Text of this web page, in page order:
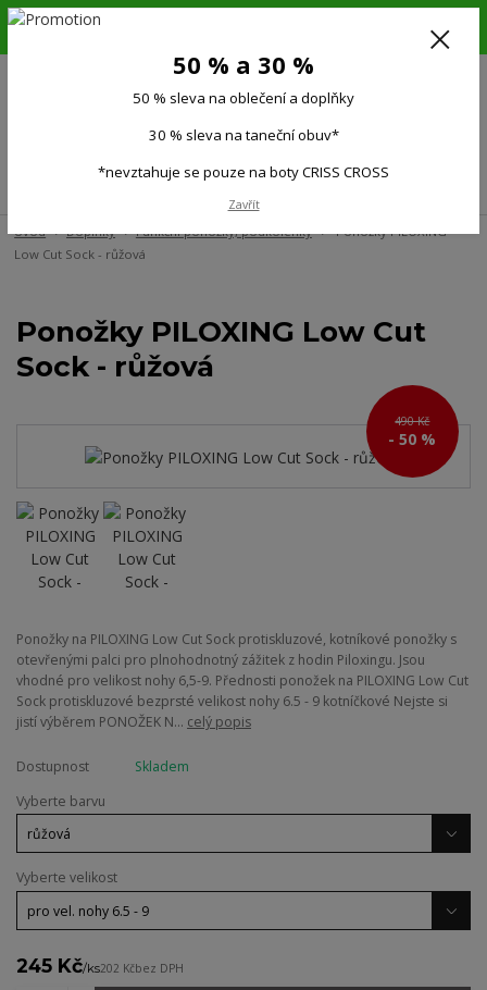
6.-16.8.26. DOVOLENÁ !!! 50 % SLEVA na všechno oblečení a doplňky !!!
(Po-Pá 9:00-15.00)
Úvod Doplňky Funkční ponožky, podkolenky
Ponožky PILOXING
Low Cut Sock - růžová
Ponožky PILOXING Low Cut
Sock - růžová
490 Kč
- 50 %
Ponožky na PILOXING Low Cut Sock protiskluzové, kotníkové ponožky s
otevřenými palci pro plnohodnotný zážitek z hodin Piloxingu. Jsou
vhodné pro velikost nohy 6,5-9. Přednosti ponožek na PILOXING Low Cut
Sock protiskluzové bezprsté velikost nohy 6.5 - 9 kotníčkové Nejste si
jistí výběrem PONOŽEK N... celý popis
Dostupnost
Skladem
Vyberte barvu
Vyberte velikost
245 Kč/ks202 Kčbez DPH
50 % a 30 %
50 % sleva na oblečení a doplňky
30 % sleva na taneční obuv*
*nevztahuje se pouze na boty CRISS CROSS
Zavřít